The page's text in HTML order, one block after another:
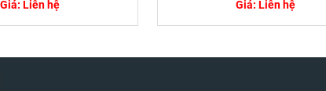
Giá: Liên hệ Giá: Liên hệ